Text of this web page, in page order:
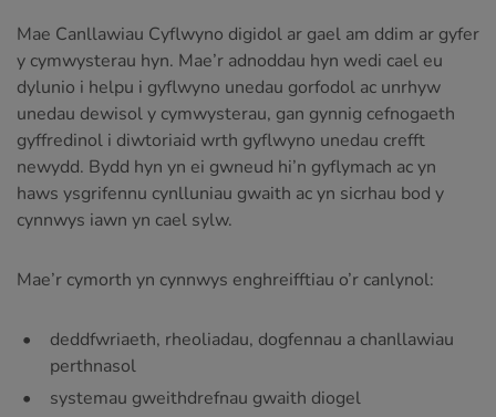
Mae Canllawiau Cyflwyno digidol ar gael am ddim ar gyfer
y cymwysterau hyn. Mae’r adnoddau hyn wedi cael eu
dylunio i helpu i gyflwyno unedau gorfodol ac unrhyw
unedau dewisol y cymwysterau, gan gynnig cefnogaeth
gyffredinol i diwtoriaid wrth gyflwyno unedau crefft
newydd. Bydd hyn yn ei gwneud hi’n gyflymach ac yn
haws ysgrifennu cynlluniau gwaith ac yn sicrhau bod y
cynnwys iawn yn cael sylw.
Mae’r cymorth yn cynnwys enghreifftiau o’r canlynol:
deddfwriaeth, rheoliadau, dogfennau a chanllawiau
perthnasol
systemau gweithdrefnau gwaith diogel